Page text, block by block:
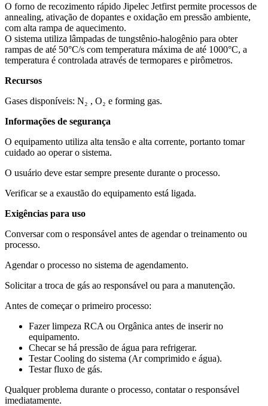
O forno de recozimento rápido Jipelec Jetfirst permite processos de
annealing, ativação de dopantes e oxidação em pressão ambiente,
com alta rampa de aquecimento.
O sistema utiliza lâmpadas de tungstênio-halogênio para obter
rampas de até 50°C/s com temperatura máxima de até 1000°C, a
temperatura é controlada através de termopares e pirômetros.
Recursos
Gases disponíveis: N₂ , O₂ e forming gas.
Informações de segurança
O equipamento utiliza alta tensão e alta corrente, portanto tomar
cuidado ao operar o sistema.
O usuário deve estar sempre presente durante o processo.
Verificar se a exaustão do equipamento está ligada.
Exigências para uso
Conversar com o responsável antes de agendar o treinamento ou
processo.
Agendar o processo no sistema de agendamento.
Solicitar a troca de gás ao responsável ou para a manutenção.
Antes de começar o primeiro processo:
Fazer limpeza RCA ou Orgânica antes de inserir no
equipamento.
Checar se há pressão de água para refrigerar.
Testar Cooling do sistema (Ar comprimido e água).
Testar fluxo de gás.
Qualquer problema durante o processo, contatar o responsável
imediatamente.